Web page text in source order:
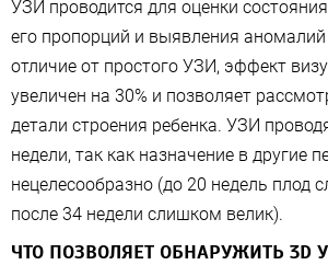
УЗИ проводится для оценки
его пропорций и выявления
отличие от простого УЗИ, эффект
увеличен на 30% и позволяет
детали строения ребенка. УЗИ
недели, так как назначение в другие
нецелесообразно (до 20 недель плод
после 34 недели слишком велик).
ЧТО ПОЗВОЛЯЕТ ОБНАРУЖИТЬ 3D